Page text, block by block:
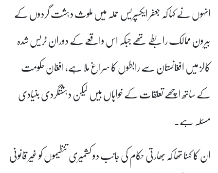
انہوں نے کہا کہ جعفر ایکسپریس حملہ میں ملوث دہشت گردوں کے
بیرون ممالک رابطے تھے جبکہ اس واقعے کے دوران ٹریس شدہ
کالز میں افغانستان سے رابطوں کا سراغ ملا ہے، افغان حکومت
کے ساتھ اچھے تعلقات کے خواہاں ہیں لیکن دہشتگردی بنیادی
مسئلہ ہے۔
ان کا کہنا تھا کہ بھارتی حکام کی جانب دو کشمیری تنظیموں کو غیر قانونی